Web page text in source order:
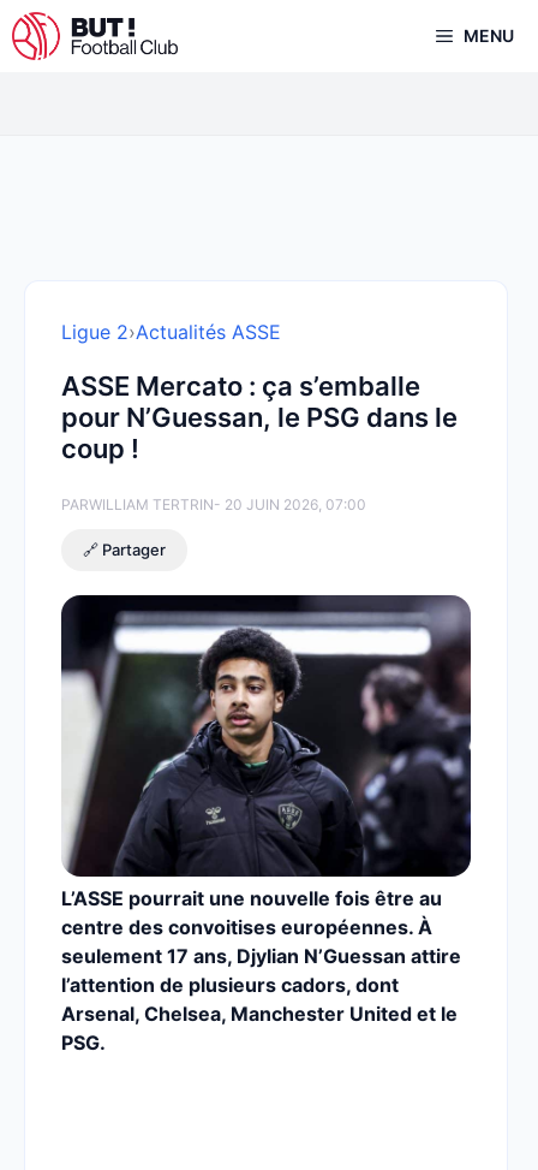
Aller
au
MENU
Ligue 2›Actualités ASSE
ASSE Mercato : ça s’emballe
pour N’Guessan, le PSG dans le
coup !
PARWILLIAM TERTRIN- 20 JUIN 2026, 07:00
🔗 Partager
L’ASSE pourrait une nouvelle fois être au
centre des convoitises européennes. À
seulement 17 ans, Djylian N’Guessan attire
l’attention de plusieurs cadors, dont
Arsenal, Chelsea, Manchester United et le
PSG.